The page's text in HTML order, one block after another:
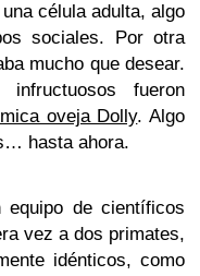
célula adulta, algo
sociales. Por otra
mucho que desear.
fueron
oveja Dolly. Algo
hasta ahora.
equipo de científicos
vez a dos primates,
idénticos, como